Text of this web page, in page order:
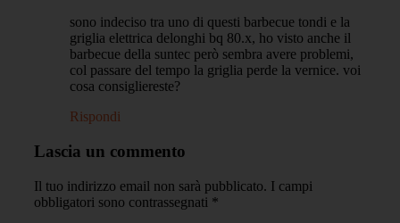
sono indeciso tra uno di questi barbecue tondi e la
griglia elettrica delonghi bq 80.x, ho visto anche il
barbecue della suntec però sembra avere problemi,
col passare del tempo la griglia perde la vernice. voi
cosa consigliereste?
Rispondi
Lascia un commento
Il tuo indirizzo email non sarà pubblicato. I campi
obbligatori sono contrassegnati *